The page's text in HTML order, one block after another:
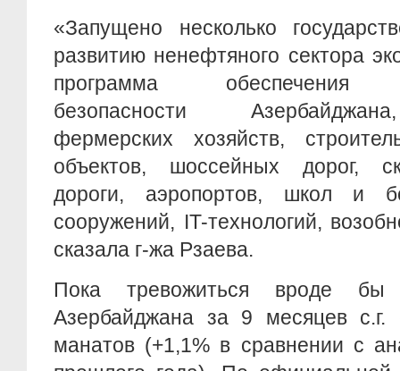
«Запущено несколько
развитию ненефтяного сектора
программа обеспечения
безопасности
фермерских хозяйств,
объектов, шоссейных дорог,
дороги, аэропортов, школ и
сооружений, IT-технологий,
сказала г-жа Рзаева.
Пока тревожиться вроде
Азербайджана за 9 месяцев с.г.
манатов (+1,1% в сравнении с